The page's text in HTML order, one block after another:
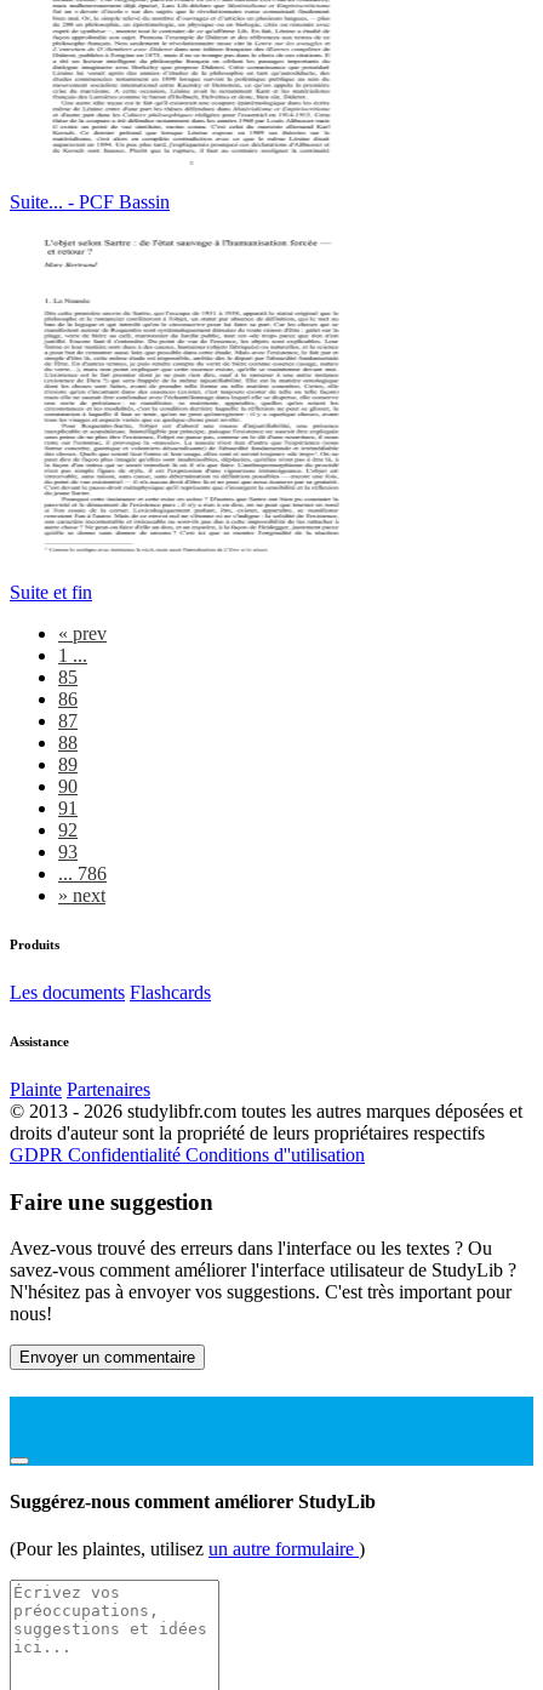
Suite... - PCF Bassin
Suite et fin
« prev
1 ...
85
86
87
88
89
90
91
92
93
... 786
» next
Produits
Les documents Flashcards
Assistance
Plainte Partenaires
© 2013 - 2026 studylibfr.com toutes les autres marques déposées et
droits d'auteur sont la propriété de leurs propriétaires respectifs
GDPR Confidentialité Conditions d''utilisation
Faire une suggestion
Avez-vous trouvé des erreurs dans l'interface ou les textes ? Ou
savez-vous comment améliorer l'interface utilisateur de StudyLib ?
N'hésitez pas à envoyer vos suggestions. C'est très important pour
nous!
Envoyer un commentaire
Suggérez-nous comment améliorer StudyLib
(Pour les plaintes, utilisez un autre formulaire )